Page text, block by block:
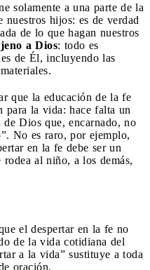
solamente a una parte de la
nuestros hijos: es de verdad
de lo que hagan nuestros
a Dios: todo es
de Él, incluyendo las
que la educación de la fe
para la vida: hace falta un
Dios que, encarnado, no
No es raro, por ejemplo,
en la fe debe ser un
al niño, a los demás,
el despertar en la fe no
de la vida cotidiana del
a la vida” sustituye a toda
oración.